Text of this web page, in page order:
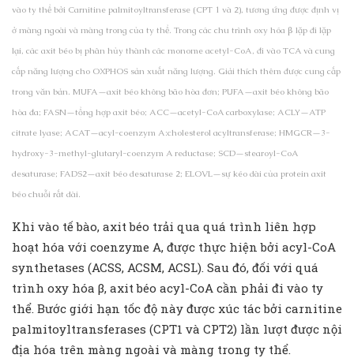
vào ty thể bởi Carnitine palmitoyltransferase (CPT 1 và 2), tương ứng được định vị
ở màng ngoài và màng trong của ty thể. Trong các chu trình oxy hóa β lặp đi lặp
lại, các axit béo bị phân hủy thành các monome acetyl-CoA, đi vào TCA và cung
cấp năng lượng cho OXPHOS sản xuất năng lượng. Giải thích thêm được cung cấp
trong văn bản. MUFA—axit béo không bão hòa đơn; PUFA—axit béo không bão
hòa đa; FASN—tổng hợp axit béo; ACC—acetyl-CoA carboxylase; ACLY—ATP
citrate lyase; ACAT—acyl-coenzym A:cholesterol acyltransferase; HMGCR—3-
hydroxy-3-methyl-glutaryl-coenzym A reductase; SCD—stearoyl-CoA
desaturase; FADS2—axit béo desaturase 2; ELOVL—sự kéo dài của protein axit
béo chuỗi rất dài.
Khi vào tế bào, axit béo trải qua quá trình liên hợp
hoạt hóa với coenzyme A, được thực hiện bởi acyl-CoA
synthetases (ACSS, ACSM, ACSL). Sau đó, đối với quá
trình oxy hóa β, axit béo acyl-CoA cần phải đi vào ty
thể. Bước giới hạn tốc độ này được xúc tác bởi carnitine
palmitoyltransferases (CPT1 và CPT2) lần lượt được nội
địa hóa trên màng ngoài và màng trong ty thể.